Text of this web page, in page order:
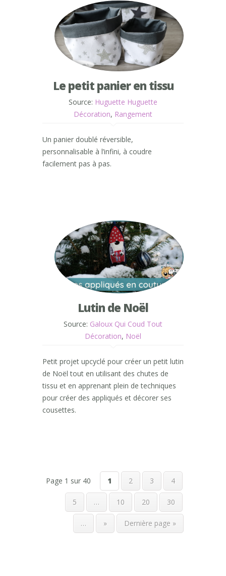
Le petit panier en tissu
Source: Huguette Huguette
Décoration, Rangement
Un panier doublé réversible,
personnalisable à l’infini, à coudre
facilement pas à pas.
Lutin de Noël
Source: Galoux Qui Coud Tout
Décoration, Noël
Petit projet upcyclé pour créer un petit lutin
de Noël tout en utilisant des chutes de
tissu et en apprenant plein de techniques
pour créer des appliqués et décorer ses
cousettes.
Page 1 sur 40 1 2 3 4
5 … 10 20 30
… » Dernière page »